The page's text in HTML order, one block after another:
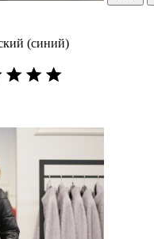
(синий)